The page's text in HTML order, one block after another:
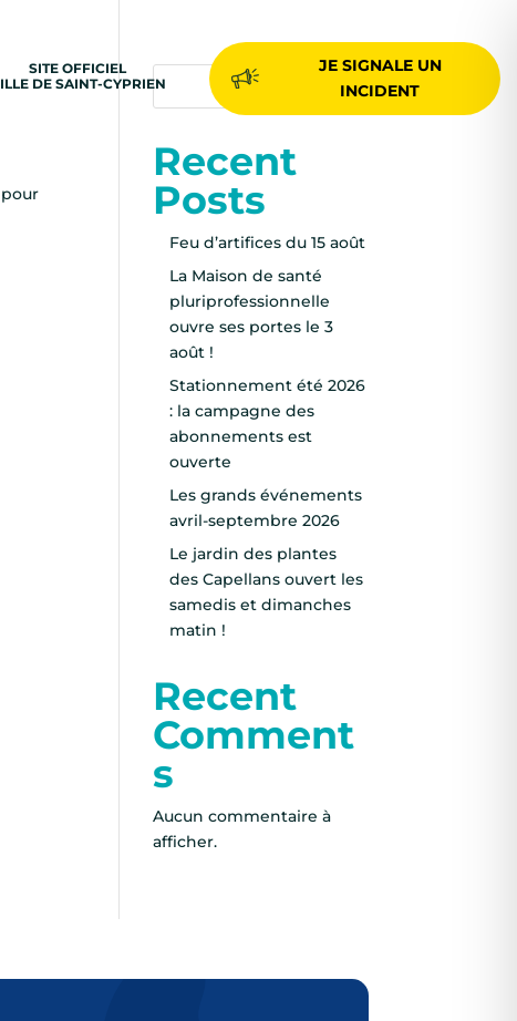
SITE OFFICIEL
DE SAINT-CYPRIEN
JE SIGNALE UN
INCIDENT
Rechercher
Recent
Posts
Feu d’artifices du 15 août
La Maison de santé
pluriprofessionnelle
ouvre ses portes le 3
août !
Stationnement été 2026
: la campagne des
abonnements est
ouverte
Les grands événements
avril-septembre 2026
Le jardin des plantes
des Capellans ouvert les
samedis et dimanches
matin !
Recent
Comment
s
Aucun commentaire à
afficher.